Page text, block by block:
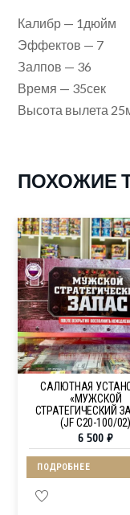
Калибр — 1дюйм
Эффектов — 7
Залпов — 36
Время — 35сек
Высота вылета
ПОХОЖИЕ
САЛЮТНАЯ
«МУЖСКОЙ
СТРАТЕГИЧЕСКИЙ
(JF C20-100/02)
6 500₽
ПОДРОБНЕЕ